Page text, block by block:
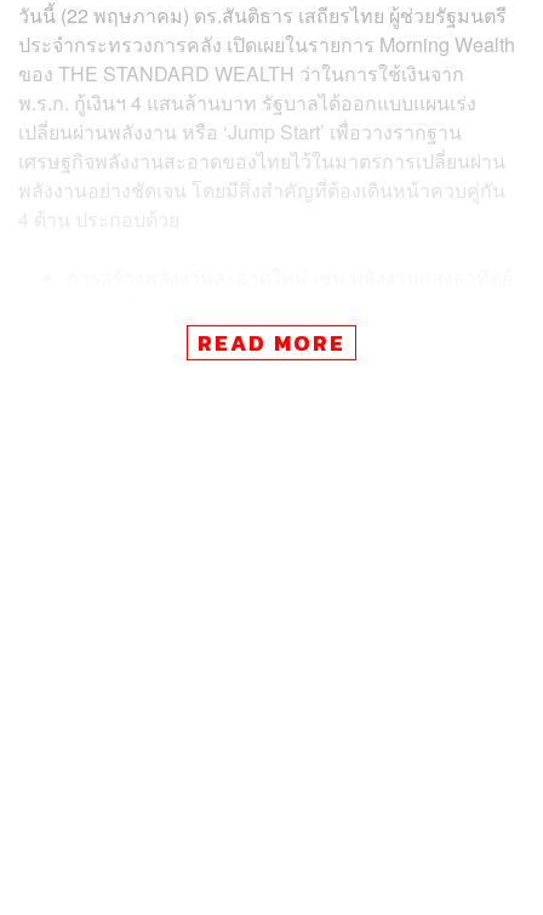
วันนี้ (22 พฤษภาคม) ดร.สันติธาร เสถียรไทย ผู้ช่วยรัฐมนตรี
ประจำกระทรวงการคลัง เปิดเผยในรายการ Morning Wealth
ของ THE STANDARD WEALTH ว่าในการใช้เงินจาก
พ.ร.ก. กู้เงินฯ 4 แสนล้านบาท รัฐบาลได้ออกแบบแผนเร่ง
เปลี่ยนผ่านพลังงาน หรือ ‘Jump Start’ เพื่อวางรากฐาน
เศรษฐกิจพลังงานสะอาดของไทยไว้ในมาตรการเปลี่ยนผ่าน
พลังงานอย่างชัดเจน โดยมีสิ่งสำคัญที่ต้องเดินหน้าควบคู่กัน
4 ด้าน ประกอบด้วย
การพัฒนาโครงข่ายไฟฟ้า (Grid) ให้รองรับการซื้อขาย
ไฟฟ้าระหว่างครัวเรือน
READ MORE